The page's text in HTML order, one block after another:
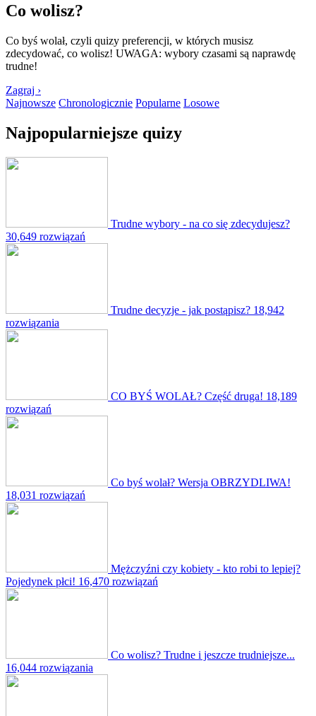
Co wolisz?
Co byś wolał, czyli quizy preferencji, w których musisz
zdecydować, co wolisz! UWAGA: wybory czasami są naprawdę
trudne!
Zagraj ›
Najnowsze Chronologicznie Popularne Losowe
Najpopularniejsze quizy
Trudne wybory - na co się zdecydujesz?
30,649 rozwiązań
Trudne decyzje - jak postąpisz? 18,942
rozwiązania
CO BYŚ WOLAŁ? Część druga! 18,189
rozwiązań
Co byś wolał? Wersja OBRZYDLIWA!
18,031 rozwiązań
Mężczyźni czy kobiety - kto robi to lepiej?
Pojedynek płci! 16,470 rozwiązań
Co wolisz? Trudne i jeszcze trudniejsze...
16,044 rozwiązania